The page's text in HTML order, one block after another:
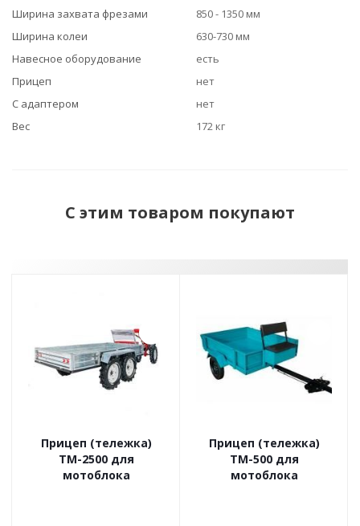
Ширина захвата фрезами
850 - 1350 мм
Ширина колеи
630-730 мм
Навесное оборудование
есть
Прицеп
нет
С адаптером
нет
Вес
172 кг
С этим товаром покупают
Прицеп (тележка)
ТМ-2500 для
мотоблока
Прицеп (тележка)
ТМ-500 для
мотоблока